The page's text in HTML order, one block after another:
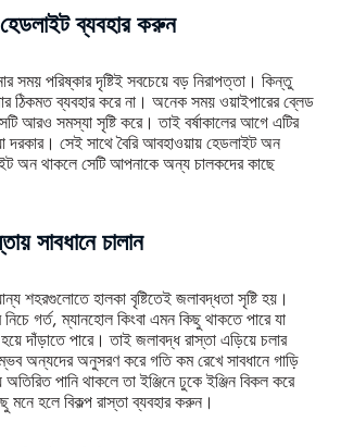
ব্যবহার করুন
সময় পরিষ্কার দৃষ্টিই সবচেয়ে বড় নিরাপত্তা। কিন্তু
ঠিকমত ব্যবহার করে না। অনেক সময় ওয়াইপারের ব্লেড
আরও সমস্যা সৃষ্টি করে। তাই বর্ষাকালের আগে এটির
দরকার। সেই সাথে বৈরি আবহাওয়ায় হেডলাইট অন
অন থাকলে সেটি আপনাকে অন্য চালকদের কাছে
সাবধানে চালান
শহরগুলোতে হালকা বৃষ্টিতেই জলাবদ্ধতা সৃষ্টি হয়।
গর্ত, ম্যানহোল কিংবা এমন কিছু থাকতে পারে যা
হয়ে দাঁড়াতে পারে। তাই জলাবদ্ধ রাস্তা এড়িয়ে চলার
অন্যদের অনুসরণ করে গতি কম রেখে সাবধানে গাড়ি
পানি থাকলে তা ইঞ্জিনে ঢুকে ইঞ্জিন বিকল করে
মনে হলে বিকল্প রাস্তা ব্যবহার করুন।